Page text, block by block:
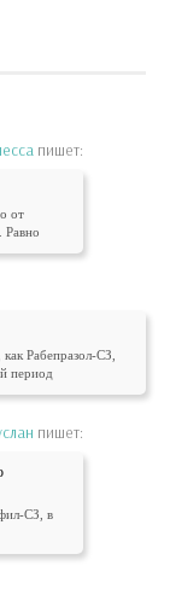
пишет:
от
Равно
Рабепразол-СЗ,
период
пишет:
СЗ, в